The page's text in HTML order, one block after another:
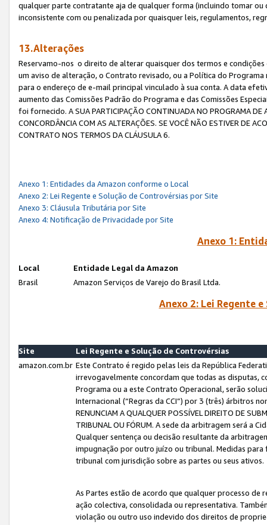
qualquer parte contratante aja de qualquer forma (incluindo tomar ou
inconsistente com ou penalizada por quaisquer leis, regulamentos,
13.Alterações
Reservamo-nos o direito de alterar quaisquer dos termos e
um aviso de alteração, o Contrato revisado, ou a Política do
para o endereço de e-mail principal vinculado à sua conta. A data
aumento das Comissões Padrão do Programa e das Comissões
foi fornecido. A SUA PARTICIPAÇÃO CONTINUADA NO PROGRAMA DE
CONCORDÂNCIA COM AS ALTERAÇÕES. SE VOCÊ NÃO ESTIVER DE
CONTRATO NOS TERMOS DA CLÁUSULA 6.
Anexo 1: Entidades da Amazon conforme o Local
Anexo 2: Lei Regente e Solução de Controvérsias por Site
Anexo 3: Cláusula Tributária por Site
Anexo 4: Notificação de Privacidade por Site
Anexo 1:
Local
Entidade Legal da Amazon
Brasil
Amazon Serviços de Varejo do Brasil Ltda.
Anexo 2: Lei Regente
Site
Lei Regente e Solução de Controvérsias
amazon.com.br Este Contrato é regido pelas leis da República
irrevogavelmente concordam que todas as disputas,
Programa ou a este Contrato Operacional, serão
Internacional (“Regras da CCI”) por 3 (três) árbitros
RENUNCIAM A QUALQUER POSSÍVEL DIREITO DE
TRIBUNAL OU FÓRUM. A sede da arbitragem será a
Qualquer sentença ou decisão resultante da
impugnação por outro juízo ou tribunal. Medidas
tribunal com jurisdição sobre as partes ou seus ativos.
As Partes estão de acordo que qualquer processo
ação colectiva, consolidada ou representativa.
violação ou outro uso indevido dos direitos de